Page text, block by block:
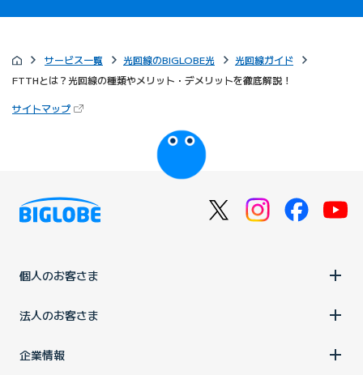
サービス一覧 光回線のBIGLOBE光
光回線ガイド
FTTHとは？光回線の種類やメリット・デメリットを徹底解説！
サイトマップ（新しいタブで開きます）
びっぷるのページ
個人のお客さま
法人のお客さま
企業情報